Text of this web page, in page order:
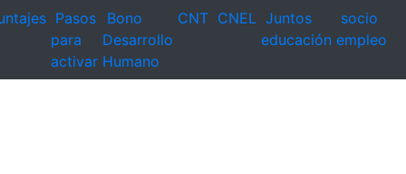
Pasos
para
activar
Bono
Desarrollo
Humano
CNT CNEL Juntos
educación
socio
empleo